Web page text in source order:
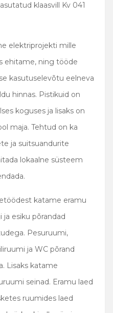
klaasvill Kv 041
elektriprojekti mille
ehitame, ning tööde
kasutuselevõtu eelneva
hinnas. Pistikuid on
koguses ja lisaks on
maja. Tehtud on ka
ja suitsuandurite
lokaalne süsteem
katame eramu
esiku põrandad
Pesuruumi,
ja WC põrand
Lisaks katame
seinad. Eramu laed
ruumides laed